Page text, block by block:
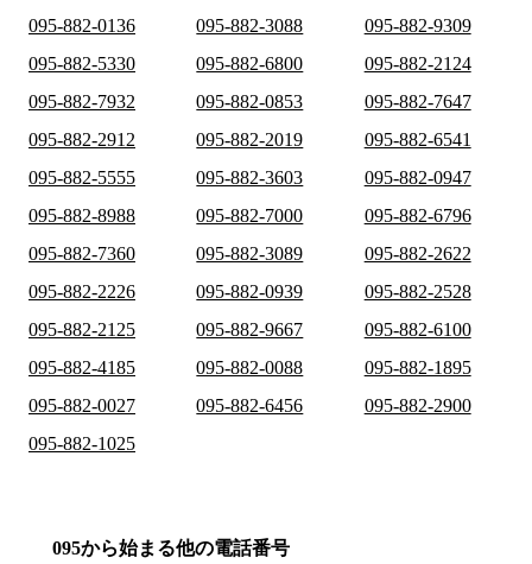
095-882-0136
095-882-3088
095-882-9309
095-882-5330
095-882-6800
095-882-2124
095-882-7932
095-882-0853
095-882-7647
095-882-2912
095-882-2019
095-882-6541
095-882-5555
095-882-3603
095-882-0947
095-882-8988
095-882-7000
095-882-6796
095-882-7360
095-882-3089
095-882-2622
095-882-2226
095-882-0939
095-882-2528
095-882-2125
095-882-9667
095-882-6100
095-882-4185
095-882-0088
095-882-1895
095-882-0027
095-882-6456
095-882-2900
095-882-1025
095から始まる他の電話番号